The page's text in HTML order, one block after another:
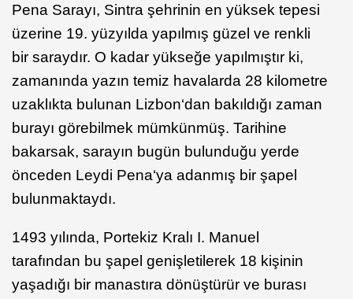
Pena Sarayı, Sintra şehrinin en yüksek tepesi
üzerine 19. yüzyılda yapılmış güzel ve renkli
bir saraydır. O kadar yükseğe yapılmıştır ki,
zamanında yazın temiz havalarda 28 kilometre
uzaklıkta bulunan Lizbon‘dan bakıldığı zaman
burayı görebilmek mümkünmüş. Tarihine
bakarsak, sarayın bugün bulunduğu yerde
önceden Leydi Pena‘ya adanmış bir şapel
bulunmaktaydı.
1493 yılında, Portekiz Kralı I. Manuel
tarafından bu şapel genişletilerek 18 kişinin
yaşadığı bir manastıra dönüştürür ve burası